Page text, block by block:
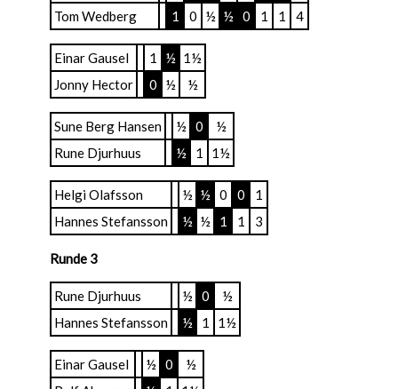
Tom Wedberg 1 0 ½ ½ 0 1 1 4
Einar Gausel 1 ½ 1½
Jonny Hector
0 ½ ½
Sune Berg Hansen ½ 0
½
Rune Djurhuus
½ 1 1½
Helgi Olafsson ½ ½ 0 0
1
Hannes Stefansson
½ ½ 1 1 3
Runde 3
Rune Djurhuus ½ 0
½
Hannes Stefansson
½ 1 1½
Einar Gausel ½ 0
½